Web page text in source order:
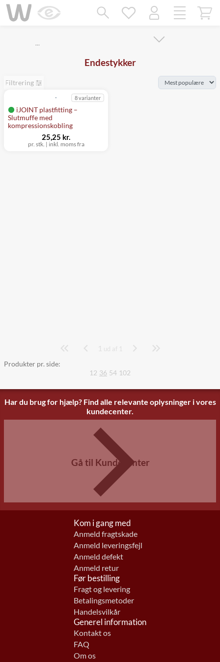
…
Endestykker
Filtrering
iJOINT plastfitting –
Slutmuffe med
kompressionskobling
8 varianter
pr. stk. | inkl. moms fra
25,25 kr.
Side
1 ud af 1
Produkter pr. side:
12 36 54 102
Har du brug for hjælp? Find alle relevante oplysninger i vores
kundecenter.
Gå til Kundecenter
Kom i gang med
Anmeld fragtskade
Anmeld leveringsfejl
Anmeld defekt
Anmeld retur
Før bestilling
Fragt og levering
Betalingsmetoder
Handelsvilkår
Generel information
Kontakt os
FAQ
Om os
Mangler chatten?
Ret samtykke!